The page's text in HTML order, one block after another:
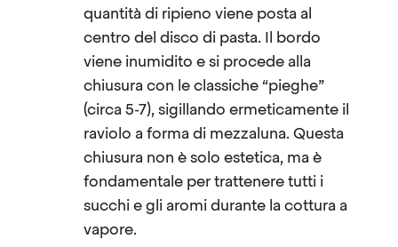
quantità di ripieno viene posta al
centro del disco di pasta. Il bordo
viene inumidito e si procede alla
chiusura con le classiche “pieghe”
(circa 5-7), sigillando ermeticamente il
raviolo a forma di mezzaluna. Questa
chiusura non è solo estetica, ma è
fondamentale per trattenere tutti i
succhi e gli aromi durante la cottura a
vapore.